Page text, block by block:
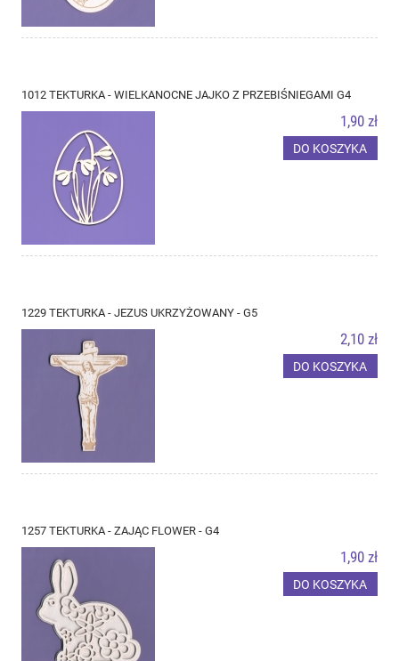
1012 TEKTURKA - WIELKANOCNE JAJKO Z PRZEBIŚNIEGAMI G4
1,90 zł
DO KOSZYKA
1229 TEKTURKA - JEZUS UKRZYŻOWANY - G5
2,10 zł
DO KOSZYKA
1257 TEKTURKA - ZAJĄC FLOWER - G4
1,90 zł
DO KOSZYKA